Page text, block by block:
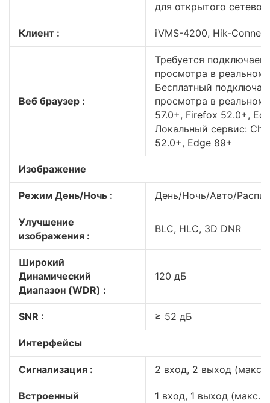
для открытого
Клиент : iVMS-4200, Hik-
Веб браузер :
Требуется
просмотра в реальном
Бесплатный
просмотра в реальном
57.0+, Firefox 52.0+,
Локальный сервис:
52.0+, Edge 89+
Изображение
Режим День/Ночь : День/Ночь/Авто/
Улучшение
изображения :
BLC, HLC, 3D DNR
Широкий
Динамический
Диапазон (WDR) :
120 дБ
SNR : ≥ 52 дБ
Интерфейсы
Сигнализация : 2 вход, 2 выход (макс.
Встроенный
1 вход, 1 выход (макс.